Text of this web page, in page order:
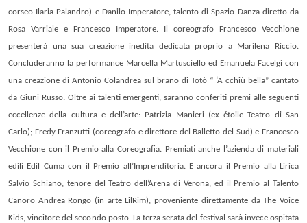
corseo Ilaria Palandro) e Danilo Imperatore, talento di Spazio Danza diretto da
Rosa Varriale e Francesco Imperatore. Il coreografo Francesco Vecchione
presenterà una sua creazione inedita dedicata proprio a Marilena Riccio.
Concluderanno la performance Marcella Martusciello ed Emanuela Facelgi con
una creazione di Antonio Colandrea sul brano di Totò “ ‘A cchiù bella” cantato
da Giuni Russo. Oltre ai talenti emergenti, saranno conferiti premi alle seguenti
eccellenze della cultura e dell’arte: Patrizia Manieri(ex étoile Teatro di San
Carlo); Fredy Franzutti (coreografo e direttore del Balletto del Sud) e Francesco
Vecchione con il Premio alla Coreografia. Premiati anche l’azienda di materiali
edili Edil Cuma con il Premio all’Imprenditoria. E ancora il Premio alla Lirica
Salvio Schiano, tenore del Teatro dell’Arena di Verona, ed il Premio al Talento
Canoro Andrea Rongo (in arte LilRim), proveniente direttamente da The Voice
Kids, vincitore del secondo posto. La terza serata del festival sarà invece ospitata